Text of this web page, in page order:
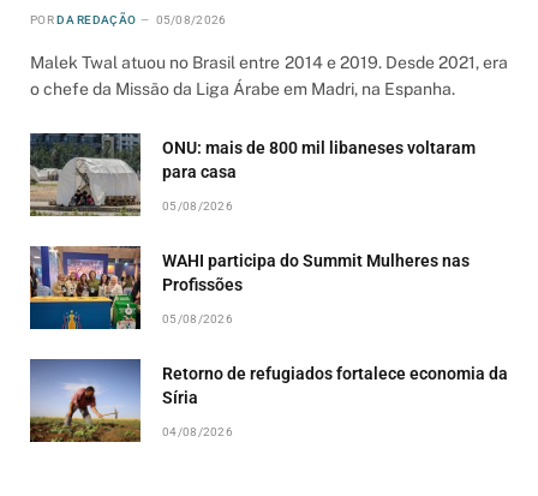
POR DA REDAÇÃO 05/08/2026
Malek Twal atuou no Brasil entre 2014 e 2019. Desde 2021, era
o chefe da Missão da Liga Árabe em Madri, na Espanha.
ONU: mais de 800 mil libaneses voltaram
para casa
05/08/2026
WAHI participa do Summit Mulheres nas
Profissões
05/08/2026
Retorno de refugiados fortalece economia da
Síria
04/08/2026